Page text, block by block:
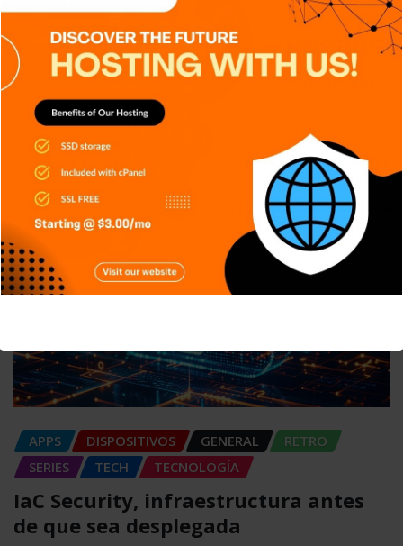
APPS DISPOSITIVOS GENERAL
SERIES
TECH TECNOLOGÍA
AI Inference Optimization, haciendo
la IA sea más eficiente
Carlos Conde
APPS DISPOSITIVOS GENERAL
RETRO
SERIES
TECH TECNOLOGÍA
IaC Security, infraestructura antes
de que sea desplegada